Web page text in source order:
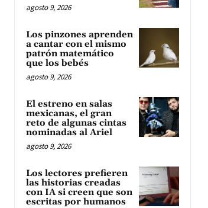
agosto 9, 2026
Los pinzones aprenden
a cantar con el mismo
patrón matemático
que los bebés
agosto 9, 2026
El estreno en salas
mexicanas, el gran
reto de algunas cintas
nominadas al Ariel
agosto 9, 2026
Los lectores prefieren
las historias creadas
con IA si creen que son
escritas por humanos